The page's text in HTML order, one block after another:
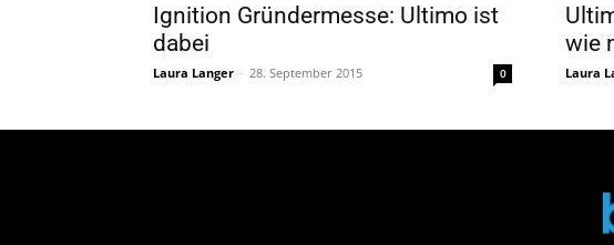
Ignition Gründermesse: Ultimo ist
dabei
Laura Langer - 28. September 2015 0
wie
Laura